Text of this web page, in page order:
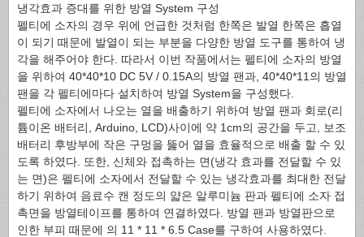
냉각효과 증대를 위한 방열 System 구성
펠티에 소자의 경우 위에 언급한 것처럼 한쪽은 발열 한쪽은 흡열
이 되기 때문에 발열이 되는 부분을 다양한 방열 도구를 통하여 냉
각을 해주어야 한다. 따라서 이번 작품에서는 펠티에 소자의 방열
을 위하여 40*40*10 DC 5V / 0.15A의 방열 팬과, 40*40*11의 방열
팬을 각 펠티에마다 설치하여 방열 System을 구성했다.
펠티에 소자에서 나오는 열을 배출하기 위하여 방열 팬과 회로(리
튬이온 배터리, Arduino, LCD)사이에 약 1cm의 공간을 두고, 보조
배터리 후방부에 작은 구멍을 뚫어 열을 효율적으로 배출 할 수 있
도록 하였다. 또한, 신체와 접촉하는 면(냉각 효과를 전달할 수 있
는 면)은 펠티에 소자에서 전달할 수 있는 냉각효과를 최대한 전달
하기 위하여 음료수 캔 정도의 얇은 알루미늄 판과 펠티에 소자 접
촉면을 방열테이프를 통하여 연결하였다. 방열 팬과 방열판으로
인한 부피 때문에 의 11 * 11 * 6.5 Case를 구하여 사용하였다.